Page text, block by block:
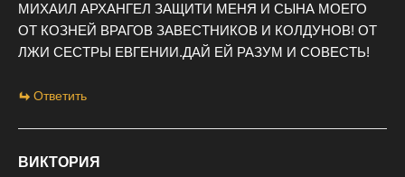
МИХАИЛ АРХАНГЕЛ ЗАЩИТИ МЕНЯ И СЫНА МОЕГО
ОТ КОЗНЕЙ ВРАГОВ ЗАВЕСТНИКОВ И КОЛДУНОВ! ОТ
ЛЖИ СЕСТРЫ ЕВГЕНИИ.ДАЙ ЕЙ РАЗУМ И СОВЕСТЬ!
Ответить
ВИКТОРИЯ